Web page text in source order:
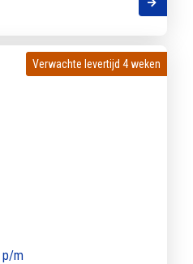
Verwachte levertijd 4 weken
Verwachte levertijd 4 weken
p/m